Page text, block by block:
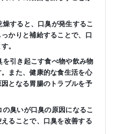
すると、口臭が発生するこ
かりと補給することで、口
。
引き起こす食べ物や飲み物
また、健康的な食生活を心
となる胃腸のトラブルを予
臭いが口臭の原因になるこ
ることで、口臭を改善する